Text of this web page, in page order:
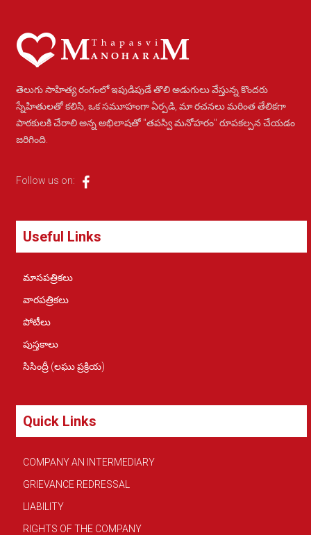
తెలుగు సాహిత్య రంగంలో ఇపుడిపుడే తొలి అడుగులు వేస్తున్న కొందరు
స్నేహితులతో కలిసి, ఒక సమూహంగా ఏర్పడి, మా రచనలు మరింత తేలికగా
పాఠకులకి చేరాలి అన్న అభిలాషతో "తపస్వి మనోహరం" రూపకల్పన చేయడం
జరిగింది.
Follow us on:
Useful Links
మాసపత్రికలు
వారపత్రికలు
పోటీలు
పుస్తకాలు
సిసింద్రీ (లఘు ప్రక్రియ)
Quick Links
COMPANY AN INTERMEDIARY
GRIEVANCE REDRESSAL
LIABILITY
RIGHTS OF THE COMPANY